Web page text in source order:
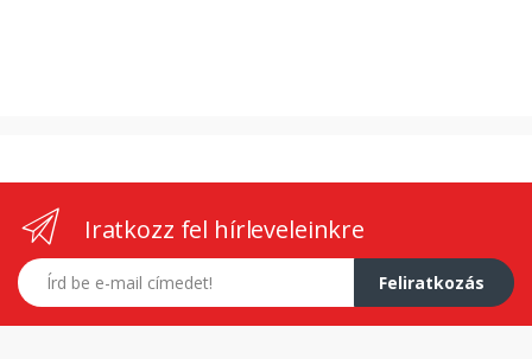
Iratkozz fel hírleveleinkre
E-mail címed
Feliratkozás